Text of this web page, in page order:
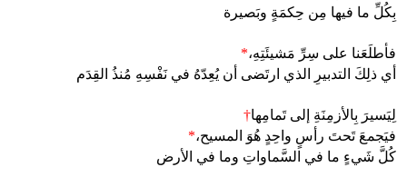
بِكُلِّ ما فيها مِن حِكمَةٍ وبَصيرة
فأطلَعَنا على سِرِّ مَشيئَتِهِ،*
أي ذلِكَ التدبيرِ الذي ارتَضى أن يُعِدّهُ في نَفْسِهِ مُنذُ القِدَم
لِيَسيرَ بِالأزمِنَةِ إلى تَمامِها†
فيَجمعَ تَحتَ رأسٍ واحِدٍ هُوَ المسيح،*
كُلَّ شَيءٍ ما في السَّماواتِ وما في الأرض